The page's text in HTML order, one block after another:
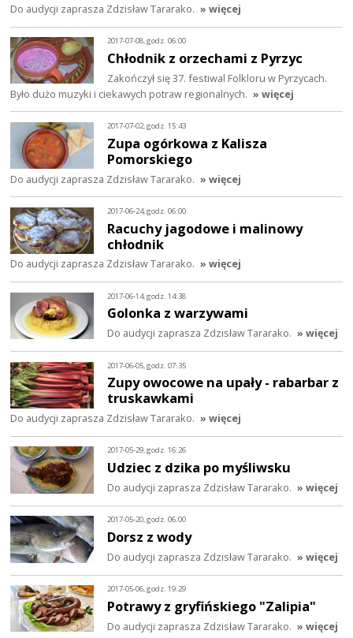
Do audycji zaprasza Zdzisław Tararako. » więcej
2017-07-08, godz. 06:00
Chłodnik z orzechami z Pyrzyc
Zakończył się 37. festiwal Folkloru w Pyrzycach.
Było dużo muzyki i ciekawych potraw regionalnych. » więcej
2017-07-02, godz. 15:43
Zupa ogórkowa z Kalisza
Pomorskiego
Do audycji zaprasza Zdzisław Tararako. » więcej
2017-06-24, godz. 06:00
Racuchy jagodowe i malinowy
chłodnik
Do audycji zaprasza Zdzisław Tararako. » więcej
2017-06-14, godz. 14:38
Golonka z warzywami
Do audycji zaprasza Zdzisław Tararako. » więcej
2017-06-05, godz. 07:35
Zupy owocowe na upały - rabarbar z
truskawkami
Do audycji zaprasza Zdzisław Tararako. » więcej
2017-05-29, godz. 16:26
Udziec z dzika po myśliwsku
Do audycji zaprasza Zdzisław Tararako. » więcej
2017-05-20, godz. 06:00
Dorsz z wody
Do audycji zaprasza Zdzisław Tararako. » więcej
2017-05-06, godz. 19:29
Potrawy z gryfińskiego "Zalipia"
Do audycji zaprasza Zdzisław Tararako. » więcej